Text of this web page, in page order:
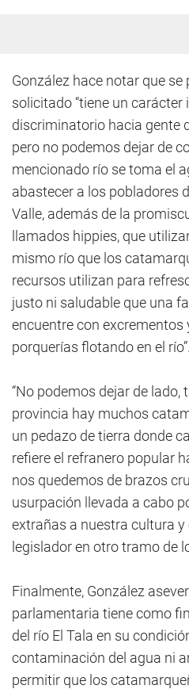
González hace notar que
solicitado “tiene un carácter
discriminatorio hacia gente
pero no podemos dejar de
mencionado río se toma el
abastecer a los pobladores
Valle, además de la
llamados hippies, que
mismo río que los
recursos utilizan para
justo ni saludable que una
encuentre con excrementos
porquerías flotando en el río”.
“No podemos dejar de lado,
provincia hay muchos
un pedazo de tierra donde
refiere el refranero popular
nos quedemos de brazos
usurpación llevada a cabo
extrañas a nuestra cultura y
legislador en otro tramo de
Finalmente, González
parlamentaria tiene como
del río El Tala en su
contaminación del agua ni
permitir que los